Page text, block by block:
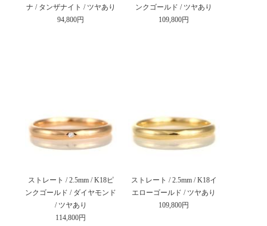
ナ / タンザナイト / ツヤあり
94,800円
ンクゴールド / ツヤあり
109,800円
ストレート / 2.5mm / K18ピ
ンクゴールド / ダイヤモンド
/ ツヤあり
114,800円
ストレート / 2.5mm / K18イ
エローゴールド / ツヤあり
109,800円